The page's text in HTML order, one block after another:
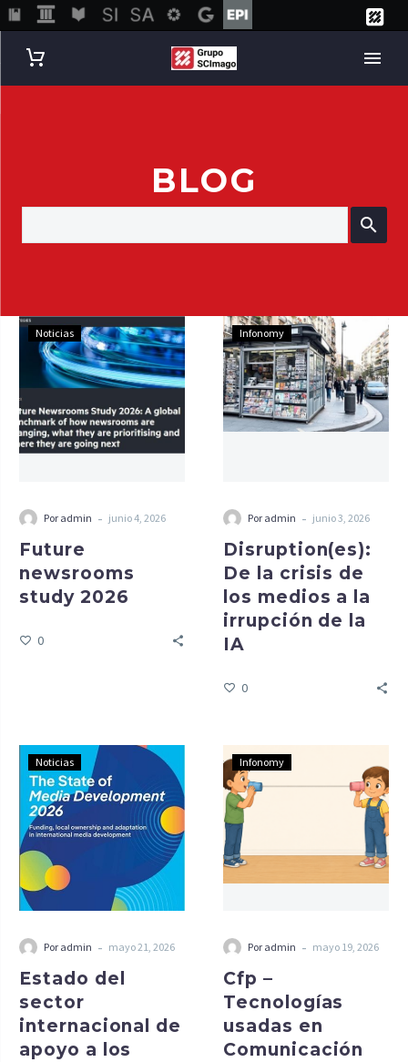
BLOG
Noticias
Por admin - junio 4, 2026
Future
newsrooms
study 2026
0
Infonomy
Por admin - junio 3, 2026
Disruption(es):
De la crisis de
los medios a la
irrupción de la
IA
0
Noticias
Por admin - mayo 21, 2026
Estado del
sector
internacional de
apoyo a los
Infonomy
Por admin - mayo 19, 2026
Cfp –
Tecnologías
usadas en
Comunicación